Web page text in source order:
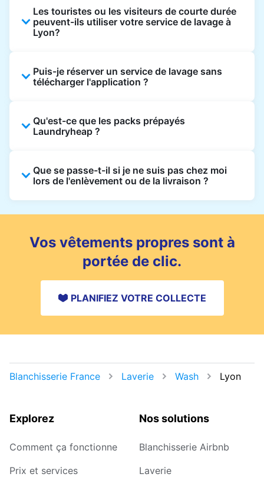
Les touristes ou les visiteurs de courte durée
peuvent-ils utiliser votre service de lavage à
Lyon?
hôtels, Airbnb et des maisons de location
peuvent réserver en utilisant une adresse
fiable sur Lyon.
Puis-je réserver un service de lavage sans
télécharger l'application ?
directement sur notre site web. Cependant,
l'application propose des mises à jour, des
Qu'est-ce que les packs prépayés
Laundryheap ?
d'acheter des crédits de lavage ou de
nettoyage à sec à un prix réduit. Vous pouvez
les utiliser pour plusieurs commandes jusqu'à
l'expiration du pack.
Que se passe-t-il si je ne suis pas chez moi
lors de l'enlèvement ou de la livraison ?
Pour la livraison, choisissez un point de dépôt
sécurisé si vous n'êtes pas chez vous.
Vos vêtements propres sont à
portée de clic.
PLANIFIEZ VOTRE COLLECTE
Blanchisserie France Laverie Wash Lyon
Explorez
Comment ça fonctionne
Prix et services
Nos solutions
Blanchisserie Airbnb
Laverie